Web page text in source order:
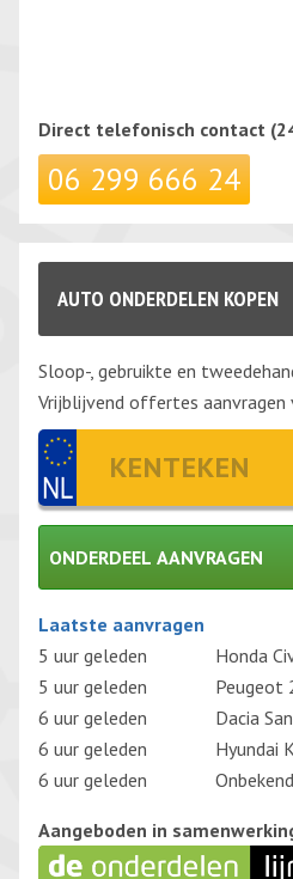
Direct telefonisch contact
06 299 666 24
AUTO ONDERDELEN KOPEN
Sloop-, gebruikte en
Vrijblijvend offertes aanvragen
ONDERDEEL AANVRAGEN
Gelieve dit veld leeg te laten.
Laatste aanvragen
5 uur geleden
Honda
5 uur geleden
Peugeot
6 uur geleden
Dacia
6 uur geleden
Hyundai
6 uur geleden
Aangeboden in